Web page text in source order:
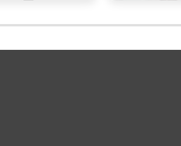
melhoria na qualidade do ar,